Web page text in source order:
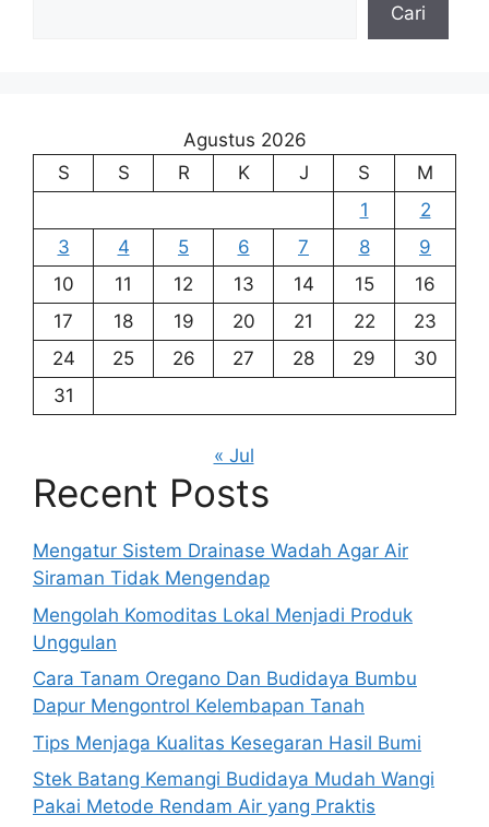
Cari
Agustus 2026
S
S R K J S
M
1
2
3
4 5 6 7 8
9
10
11 12 13 14 15
16
17
18 19 20 21 22
23
24
25 26 27 28 29
30
31
« Jul
Recent Posts
Mengatur Sistem Drainase Wadah Agar Air
Siraman Tidak Mengendap
Mengolah Komoditas Lokal Menjadi Produk
Unggulan
Cara Tanam Oregano Dan Budidaya Bumbu
Dapur Mengontrol Kelembapan Tanah
Tips Menjaga Kualitas Kesegaran Hasil Bumi
Stek Batang Kemangi Budidaya Mudah Wangi
Pakai Metode Rendam Air yang Praktis